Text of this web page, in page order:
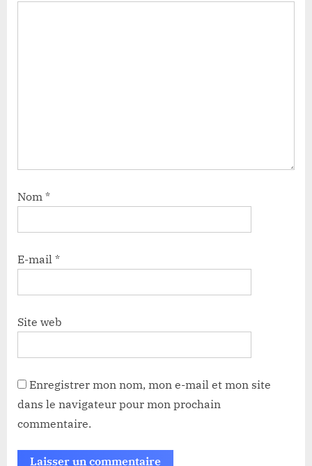
Nom *
E-mail *
Site web
Enregistrer mon nom, mon e-mail et mon site
dans le navigateur pour mon prochain
commentaire.